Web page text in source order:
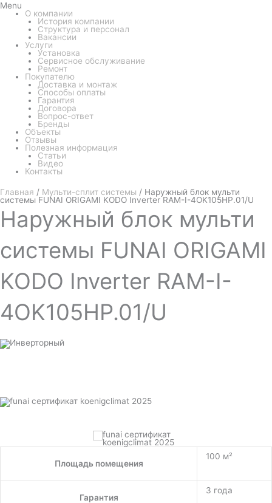
Menu
О компании
История компании
Структура и персонал
Вакансии
Услуги
Установка
Сервисное обслуживание
Ремонт
Покупателю
Доставка и монтаж
Способы оплаты
Гарантия
Договора
Вопрос-ответ
Бренды
Объекты
Отзывы
Полезная информация
Статьи
Видео
Контакты
Главная / Мульти-сплит системы / Наружный блок мульти
системы FUNAI ORIGAMI KODO Inverter RAM-I-4OK105HP.01/U
Наружный блок мульти
системы FUNAI ORIGAMI
KODO Inverter RAM-I-
4OK105HP.01/U
Площадь помещения
100 м²
Гарантия
3 года